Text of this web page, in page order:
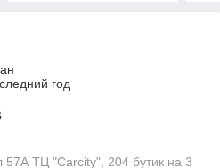
год
57А ТЦ "Carcity", 204 бутик на 3